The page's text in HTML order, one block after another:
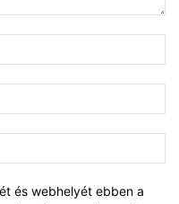
és webhelyét ebben a